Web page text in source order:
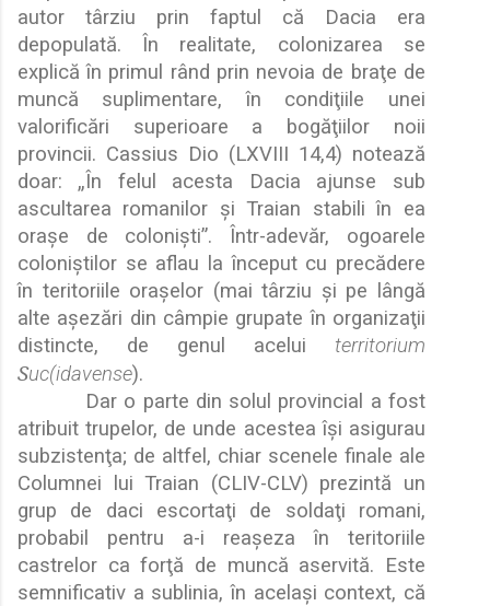
autor târziu prin faptul că Dacia era
depopulată. În realitate, colonizarea se
explică în primul rând prin nevoia de braţe de
muncă suplimentare, în condiţiile unei
valorificări superioare a bogăţiilor noii
provincii. Cassius Dio (LXVIII 14,4) notează
doar: „În felul acesta Dacia ajunse sub
ascultarea romanilor şi Traian stabili în ea
oraşe de colonişti”. Într-adevăr, ogoarele
coloniştilor se aflau la început cu precădere
în teritoriile oraşelor (mai târziu şi pe lângă
alte aşezări din câmpie grupate în organizaţii
distincte, de genul acelui territorium
Suc(idavense).
Dar o parte din solul provincial a fost
atribuit trupelor, de unde acestea îşi asigurau
subzistenţa; de altfel, chiar scenele finale ale
Columnei lui Traian (CLIV-CLV) prezintă un
grup de daci escortaţi de soldaţi romani,
probabil pentru a-i reaşeza în teritoriile
castrelor ca forţă de muncă aservită. Este
semnificativ a sublinia, în acelaşi context, că